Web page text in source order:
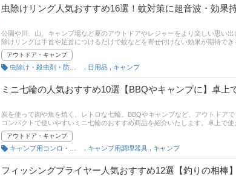
虫除けリング人気おすすめ16選！蚊対策に超音波・効果
公園や川、山、キャンプ場など夏のアウトドアやレジャーをより楽しい思い
除けリングは手首や足首につけるだけで蚊などを寄せ付けない効果が期待で
や超音波を出す大人用のおしゃれな腕時計タイプなど種類はさまざま。そこ
すめ商品を紹介します。後半には比較一覧や通販サイトの最新人気ランキン
ェックしてみてください。
アウトドア・キャンプ
日用品 キャンプ
ミニ七輪の人気おすすめ10選【BBQやキャンプに】卓上
炭を使って肉や魚を焼く、レトロな七輪。BBQやキャンプなど、アウトドア
コンパクトで使いやすいミニ七輪のおすすめ商品を紹介いたします。卓上で
る持ち運びやすい商品を厳選しました。通販サイトの人気ランキングも掲載
ください。
アウトドア・キャンプ
キャンプ用調理器具 キャンプ
フィッシングプライヤー人気おすすめ12選【釣りの相棒